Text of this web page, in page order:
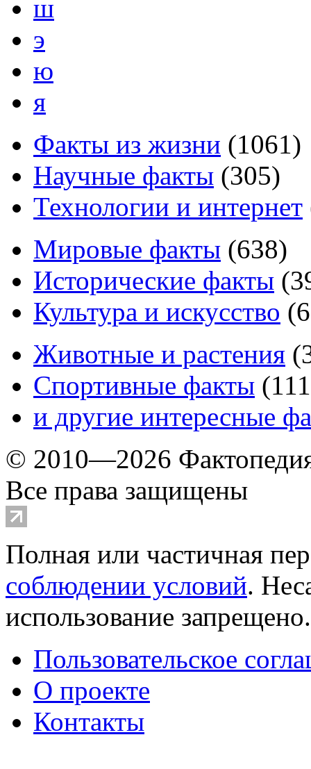
ш
э
ю
я
Факты из жизни (1061)
Научные факты (305)
Технологии и интернет
Мировые факты (638)
Исторические факты (
Культура и искусство (
Животные и растения (
Спортивные факты (111
и другие интересные
© 2010—2026
Все права защищены
Полная или частичная
соблюдении условий.
использование
Пользовательское
О проекте
Контакты